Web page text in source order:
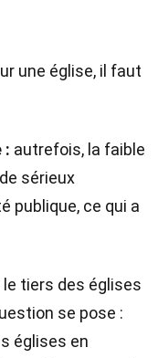
une église, il faut
: autrefois, la faible
sérieux
publique, ce qui a
le tiers des églises
se pose :
églises en